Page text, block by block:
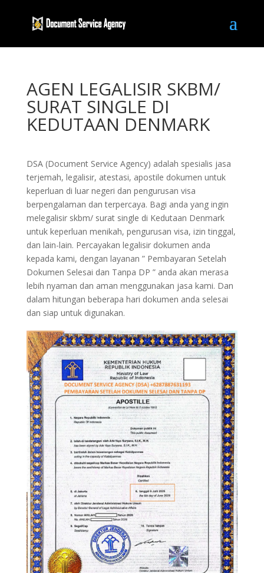
AGEN LEGALISIR SKBM/
SURAT SINGLE DI
KEDUTAAN DENMARK
DSA (Document Service Agency) adalah spesialis jasa
terjemah, legalisir, atestasi, apostile dokumen untuk
keperluan di luar negeri dan pengurusan visa
berpengalaman dan terpercaya. Bagi anda yang ingin
melegalisir skbm/ surat single di Kedutaan Denmark
untuk keperluan menikah, pengurusan visa, izin tinggal,
dan lain-lain. Percayakan legalisir dokumen anda
kepada kami, dengan layanan ” Pembayaran Setelah
Dokumen Selesai dan Tanpa DP ” anda akan merasa
lebih nyaman dan aman menggunakan jasa kami. Dan
dalam hitungan beberapa hari dokumen anda selesai
dan siap untuk digunakan.